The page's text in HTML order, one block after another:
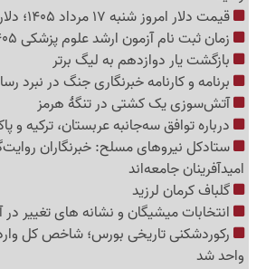
قیمت دلار امروز شنبه 17 مرداد 1405؛ دلار دوباره صعودی شد
زمان ثبت نام آزمون ارشد علوم پزشکی 1405 اعلام شد
بازگشت یار دوازدهم به لیگ برتر
برنامه و کارنامه خبرنگاری جنگ در نبرد
آتش‌سوزی یک کشتی در تنگهٔ هرمز
درباره توافق سه‌جانبه عربستان، ترکیه و
ستادکل نیروهای مسلح: خبرنگاران
امیدآفرینان جامعه‌اند
گلباف کرمان لرزید
انتخابات میشیگان و نشانه های تغییر در
واحد شد